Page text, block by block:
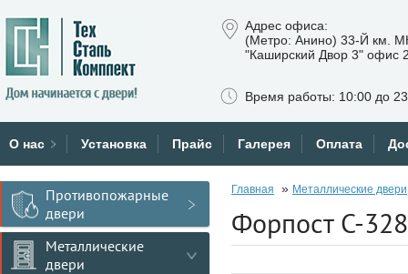
Адрес офиса:
(Метро: Анино) 33-Й км.
"Каширский Двор 3" офис
Время работы: 10:00 до
О нас Установка Прайс Галерея Оплата
Противопожарные
двери
Металлические
двери
Главная » Металлические двери
Форпост C-328